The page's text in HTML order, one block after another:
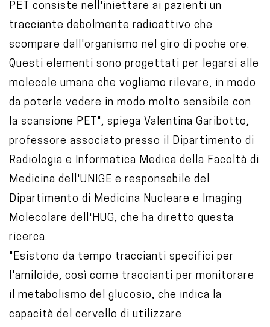
PET consiste nell'iniettare ai pazienti un
tracciante debolmente radioattivo che
scompare dall'organismo nel giro di poche ore.
Questi elementi sono progettati per legarsi alle
molecole umane che vogliamo rilevare, in modo
da poterle vedere in modo molto sensibile con
la scansione PET", spiega Valentina Garibotto,
professore associato presso il Dipartimento di
Radiologia e Informatica Medica della Facoltà di
Medicina dell'UNIGE e responsabile del
Dipartimento di Medicina Nucleare e Imaging
Molecolare dell'HUG, che ha diretto questa
ricerca.
"Esistono da tempo traccianti specifici per
l'amiloide, così come traccianti per monitorare
il metabolismo del glucosio, che indica la
capacità del cervello di utilizzare